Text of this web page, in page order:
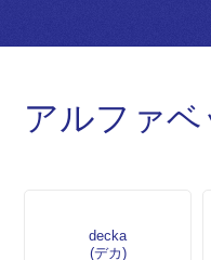
アルファ
decka
(デカ)